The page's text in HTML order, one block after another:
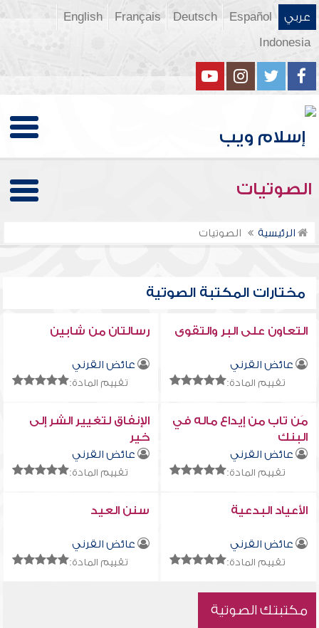
عربي Español
Deutsch
Français
English
Indonesia
الصوتيات
الرئيسية الصوتيات
مختارات المكتبة الصوتية
التعاون على البر والتقوى
عائض القرني
تقييم المادة:
رسالتان من شابين
عائض القرني
تقييم المادة:
مَن تاب من إيداع ماله في
البنك
عائض القرني
تقييم المادة:
الإنفاق لتغيير الشر إلى
خير
عائض القرني
تقييم المادة:
الأعياد البدعية
عائض القرني
تقييم المادة:
سنن العيد
عائض القرني
تقييم المادة:
مكتبتك الصوتية